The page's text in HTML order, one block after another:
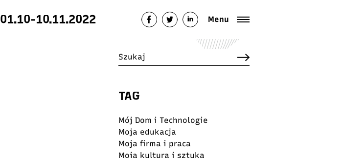
01.10-10.11.2022 Menu
TAG
Mój Dom i Technologie
Moja edukacja
Moja firma i praca
Moja kultura i sztuka